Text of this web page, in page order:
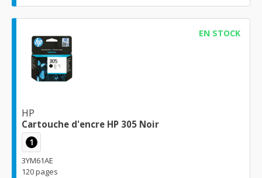
EN STOCK
HP
Cartouche d'encre HP 305 Noir
1
3YM61AE
120 pages